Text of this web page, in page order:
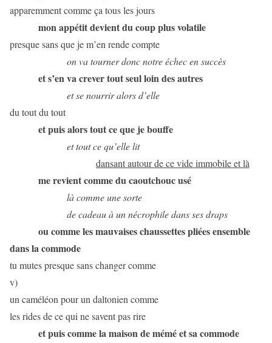
apparemment comme ça tous les jours
mon appétit devient du coup plus volatile
presque sans que je m’en rende compte
on va tourner donc notre échec en succès
et s’en va crever tout seul loin des autres
et se nourrir alors d’elle
du tout du tout
et puis alors tout ce que je bouffe
et tout ce qu’elle lit
dansant autour de ce vide immobile et là
me revient comme du caoutchouc usé
là comme une sorte
de cadeau à un nécrophile dans ses draps
ou comme les mauvaises chaussettes pliées ensemble
dans la commode
tu mutes presque sans changer comme
v)
un caméléon pour un daltonien comme
les rides de ce qui ne savent pas rire
et puis comme la maison de mémé et sa commode